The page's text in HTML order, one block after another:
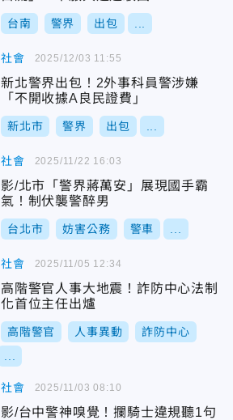
台南 警界 出包
社會
新北警界出包！2外事科員警涉嫌
「不開收據A良民證費」
新北市 警界 出包
2025/12/03 11:55
社會
影/北市「警界蔣萬安」展現國手霸
氣！制伏襲警醉男
台北市 妨害公務 警車
2025/11/22 16:03
社會
高階警官人事大地震！詐防中心法制
化首位主任出爐
高階警官 人事異動 詐防中心
2025/11/05 12:34
社會
影/台中警神嗅覺！攔騎士違規聽1句
2025/11/03 08:10